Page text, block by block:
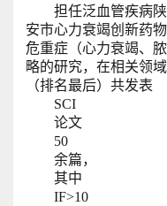
担任泛血管疾病
安市心力衰竭创新药
危重症（心力衰竭、
略的研究，在相关领
（排名最后）共发表
SCI
论文
50
余篇，
其中
IF>10